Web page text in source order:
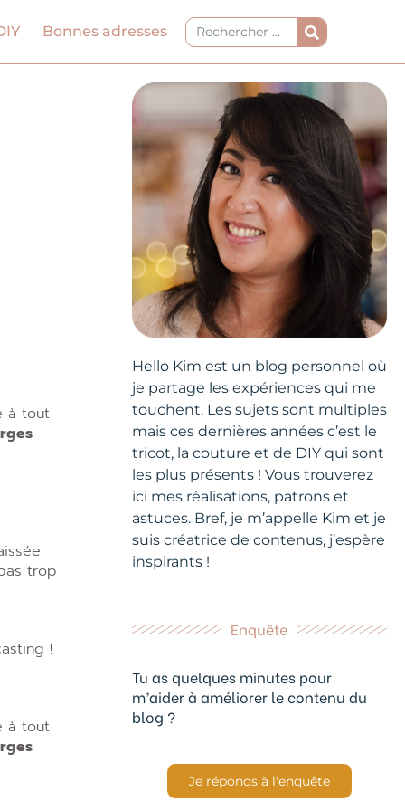
Bonnes adresses Rechercher
à tout
trop
!
à tout
Hello Kim est un blog personnel où
je partage les expériences qui me
touchent. Les sujets sont multiples
mais ces dernières années c’est le
tricot, la couture et de DIY qui sont
les plus présents ! Vous trouverez
ici mes réalisations, patrons et
astuces. Bref, je m’appelle Kim et je
suis créatrice de contenus, j’espère
inspirants !
Enquête
Tu as quelques minutes pour
m’aider à améliorer le contenu du
blog ?
Je réponds à l'enquête